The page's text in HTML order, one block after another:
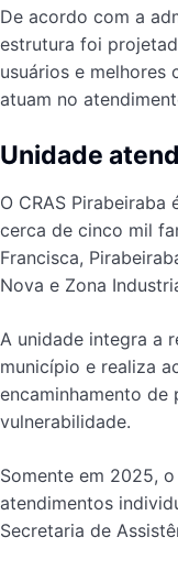
De acordo com a
estrutura foi
usuários e melhores
atuam no
Unidade
O CRAS
cerca de cinco mil
Francisca,
Nova e Zona
A unidade integra a
município e realiza
encaminhamento de
vulnerabilidade.
Somente em 2025,
atendimentos
Secretaria de